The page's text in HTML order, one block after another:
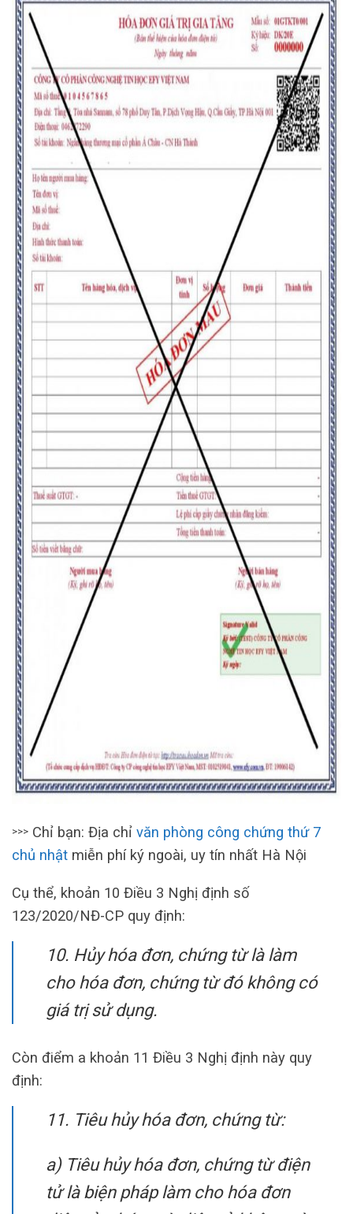
>>> Chỉ bạn: Địa chỉ văn phòng công chứng thứ 7
chủ nhật miễn phí ký ngoài, uy tín nhất Hà Nội
Cụ thể, khoản 10 Điều 3 Nghị định số
123/2020/NĐ-CP quy định:
10. Hủy hóa đơn, chứng từ là làm
cho hóa đơn, chứng từ đó không có
giá trị sử dụng.
Còn điểm a khoản 11 Điều 3 Nghị định này quy
định:
11. Tiêu hủy hóa đơn, chứng từ:
a) Tiêu hủy hóa đơn, chứng từ điện
tử là biện pháp làm cho hóa đơn